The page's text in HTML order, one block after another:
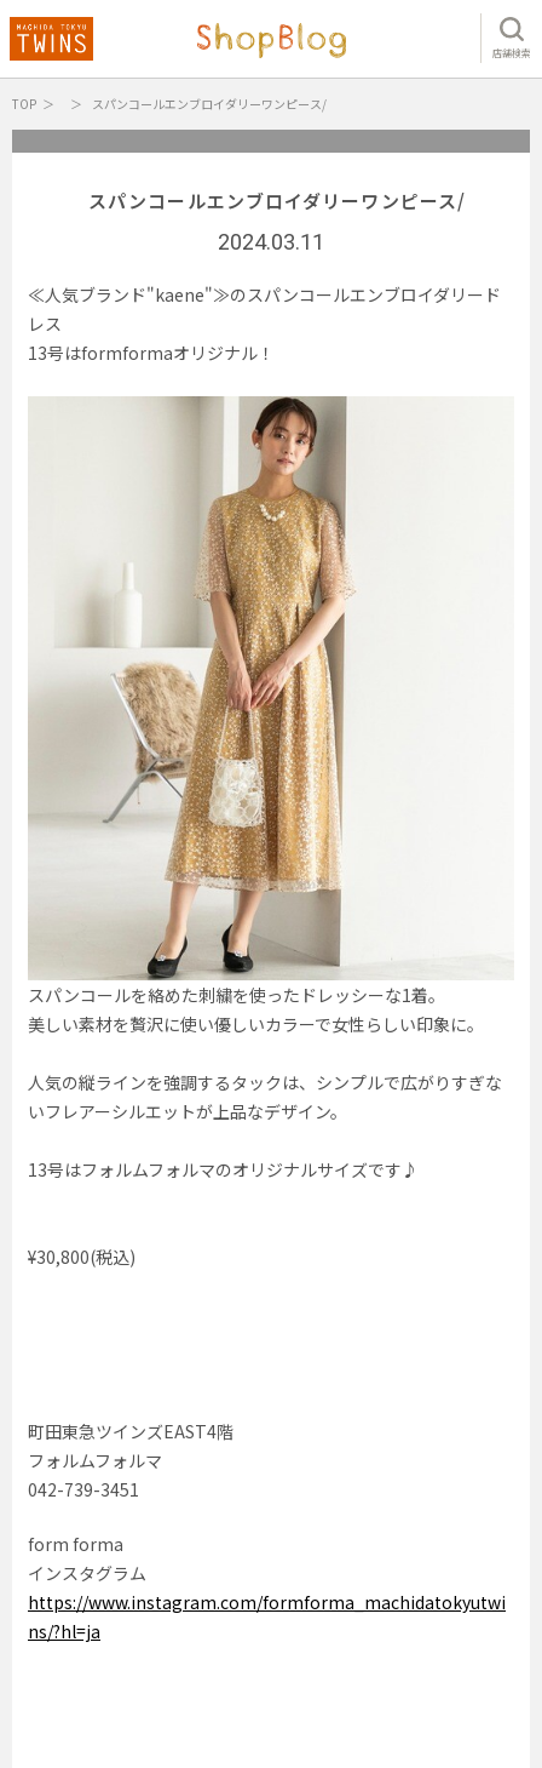
店舗検索
TOP スパンコールエンブロイダリーワンピース/
スパンコールエンブロイダリーワンピース/
2024.03.11
≪人気ブランド"kaene"≫のスパンコールエンブロイダリード
レス
13号はformformaオリジナル！
スパンコールを絡めた刺繍を使ったドレッシーな1着。
美しい素材を贅沢に使い優しいカラーで女性らしい印象に。
人気の縦ラインを強調するタックは、シンプルで広がりすぎな
いフレアーシルエットが上品なデザイン。
13号はフォルムフォルマのオリジナルサイズです♪
¥30,800(税込)
町田東急ツインズEAST4階
フォルムフォルマ
042-739-3451
form forma
インスタグラム
https://www.instagram.com/formforma_machidatokyutwi
ns/?hl=ja